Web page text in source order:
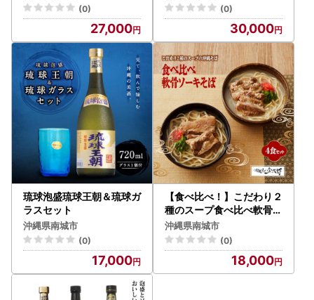
(0)
27,000
(0)
30,000
琉球泡盛琉球王朝＆琉球ガ
ラスセット
沖縄県南城市
(0)
17,000
【食べ比べ！】こだわり２
種のスープ食べ比べ軟骨ソ
ーキそば4食セット！！
沖縄県南城市
(0)
18,000